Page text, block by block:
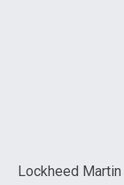
Lockheed